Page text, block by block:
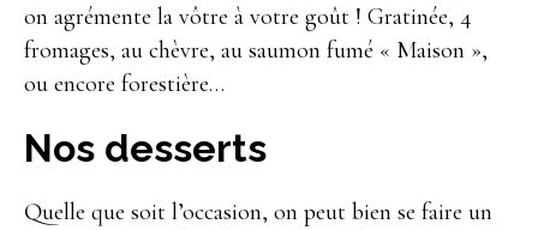
on agrémente la vôtre à votre goût ! Gratinée, 4
fromages, au chèvre, au saumon fumé « Maison »,
ou encore forestière…
Nos desserts
Quelle que soit l’occasion, on peut bien se faire un